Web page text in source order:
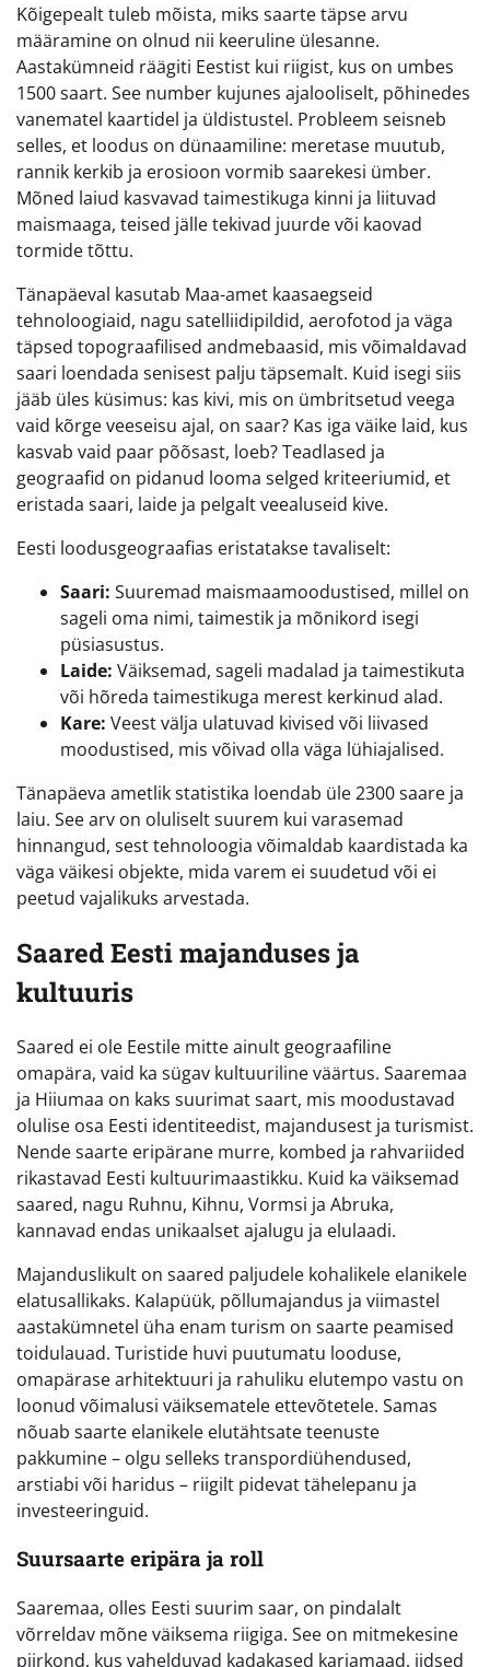
Kõigepealt tuleb mõista, miks saarte täpse arvu
määramine on olnud nii keeruline ülesanne.
Aastakümneid räägiti Eestist kui riigist, kus on umbes
1500 saart. See number kujunes ajalooliselt, põhinedes
vanematel kaartidel ja üldistustel. Probleem seisneb
selles, et loodus on dünaamiline: meretase muutub,
rannik kerkib ja erosioon vormib saarekesi ümber.
Mõned laiud kasvavad taimestikuga kinni ja liituvad
maismaaga, teised jälle tekivad juurde või kaovad
tormide tõttu.
Tänapäeval kasutab Maa-amet kaasaegseid
tehnoloogiaid, nagu satelliidipildid, aerofotod ja väga
täpsed topograafilised andmebaasid, mis võimaldavad
saari loendada senisest palju täpsemalt. Kuid isegi siis
jääb üles küsimus: kas kivi, mis on ümbritsetud veega
vaid kõrge veeseisu ajal, on saar? Kas iga väike laid, kus
kasvab vaid paar põõsast, loeb? Teadlased ja
geograafid on pidanud looma selged kriteeriumid, et
eristada saari, laide ja pelgalt veealuseid kive.
Eesti loodusgeograafias eristatakse tavaliselt:
Saari: Suuremad maismaamoodustised, millel on
sageli oma nimi, taimestik ja mõnikord isegi
püsiasustus.
Laide: Väiksemad, sageli madalad ja taimestikuta
või hõreda taimestikuga merest kerkinud alad.
Kare: Veest välja ulatuvad kivised või liivased
moodustised, mis võivad olla väga lühiajalised.
Tänapäeva ametlik statistika loendab üle 2300 saare ja
laiu. See arv on oluliselt suurem kui varasemad
hinnangud, sest tehnoloogia võimaldab kaardistada ka
väga väikesi objekte, mida varem ei suudetud või ei
peetud vajalikuks arvestada.
Saared Eesti majanduses ja
kultuuris
Saared ei ole Eestile mitte ainult geograafiline
omapära, vaid ka sügav kultuuriline väärtus. Saaremaa
ja Hiiumaa on kaks suurimat saart, mis moodustavad
olulise osa Eesti identiteedist, majandusest ja turismist.
Nende saarte eripärane murre, kombed ja rahvariided
rikastavad Eesti kultuurimaastikku. Kuid ka väiksemad
saared, nagu Ruhnu, Kihnu, Vormsi ja Abruka,
kannavad endas unikaalset ajalugu ja elulaadi.
Majanduslikult on saared paljudele kohalikele elanikele
elatusallikaks. Kalapüük, põllumajandus ja viimastel
aastakümnetel üha enam turism on saarte peamised
toidulauad. Turistide huvi puutumatu looduse,
omapärase arhitektuuri ja rahuliku elutempo vastu on
loonud võimalusi väiksematele ettevõtetele. Samas
nõuab saarte elanikele elutähtsate teenuste
pakkumine – olgu selleks transpordiühendused,
arstiabi või haridus – riigilt pidevat tähelepanu ja
investeeringuid.
Suursaarte eripära ja roll
Saaremaa, olles Eesti suurim saar, on pindalalt
võrreldav mõne väiksema riigiga. See on mitmekesine
piirkond, kus vahelduvad kadakased karjamaad, iidsed